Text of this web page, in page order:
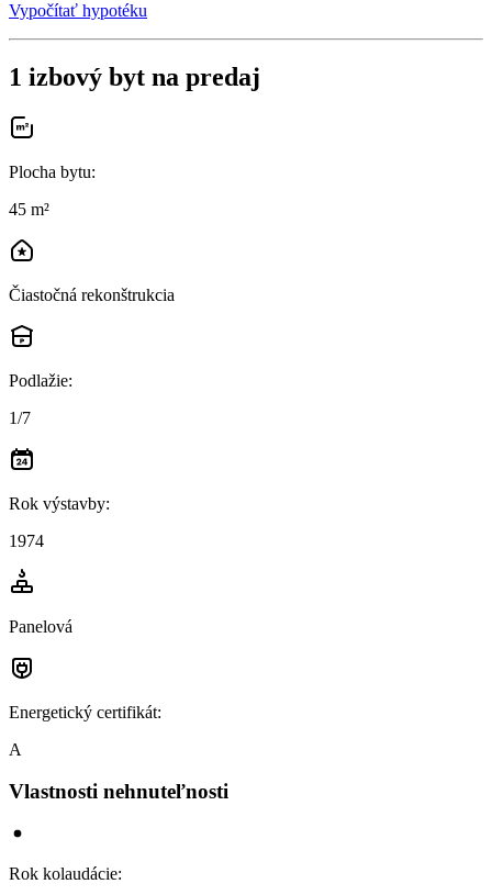
Vypočítať hypotéku
1 izbový byt na predaj
Plocha bytu:
45 m²
Čiastočná rekonštrukcia
Podlažie:
1/7
Rok výstavby:
1974
Panelová
Energetický certifikát:
A
Vlastnosti nehnuteľnosti
Rok kolaudácie: